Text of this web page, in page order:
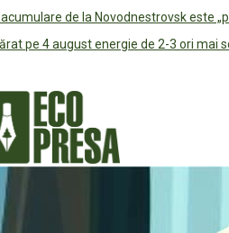
de la Novodnestrovsk este
pe 4 august energie de 2-3 ori